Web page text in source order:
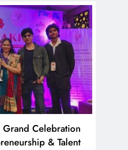
Celebration
& Talent